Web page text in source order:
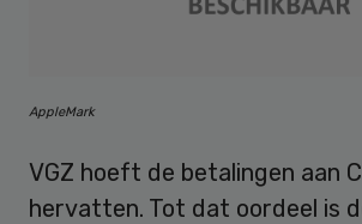
AppleMark
VGZ hoeft de betalingen aan
hervatten. Tot dat oordeel is